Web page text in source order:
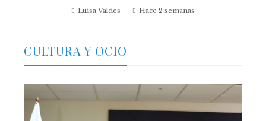
Luisa Valdes Hace 2 semanas
CULTURA Y OCIO